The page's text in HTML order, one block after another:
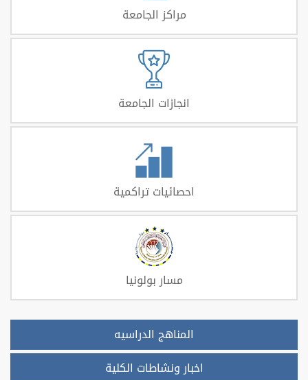
مراكز الجامعة
انجازات الجامعة
احصائيات تراكمية
مسار بولونيا
المناهج الدراسيه
اخبار ونشاطات الكلية